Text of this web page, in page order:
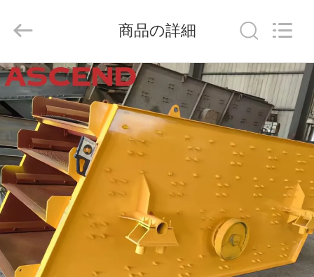
家
プ
ロ
ダ
ク
ト
Copyright
Henan
Ascend
Machinery
Equipment
Co.,
Ltd..
All
Rights
Reserved.
商品の詳細